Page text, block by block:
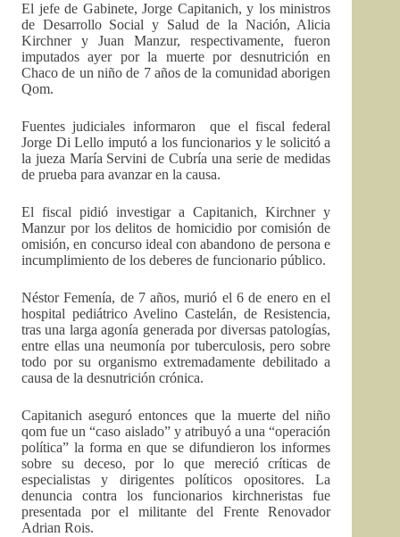
El jefe de Gabinete, Jorge Capitanich, y los ministros
de Desarrollo Social y Salud de la Nación, Alicia
Kirchner y Juan Manzur, respectivamente, fueron
imputados ayer por la muerte por desnutrición en
Chaco de un niño de 7 años de la comunidad aborigen
Qom.
Fuentes judiciales informaron que el fiscal federal
Jorge Di Lello imputó a los funcionarios y le solicitó a
la jueza María Servini de Cubría una serie de medidas
de prueba para avanzar en la causa.
El fiscal pidió investigar a Capitanich, Kirchner y
Manzur por los delitos de homicidio por comisión de
omisión, en concurso ideal con abandono de persona e
incumplimiento de los deberes de funcionario público.
Néstor Femenía, de 7 años, murió el 6 de enero en el
hospital pediátrico Avelino Castelán, de Resistencia,
tras una larga agonía generada por diversas patologías,
entre ellas una neumonía por tuberculosis, pero sobre
todo por su organismo extremadamente debilitado a
causa de la desnutrición crónica.
Capitanich aseguró entonces que la muerte del niño
qom fue un “caso aislado” y atribuyó a una “operación
política” la forma en que se difundieron los informes
sobre su deceso, por lo que mereció críticas de
especialistas y dirigentes políticos opositores. La
denuncia contra los funcionarios kirchneristas fue
presentada por el militante del Frente Renovador
Adrian Rois.